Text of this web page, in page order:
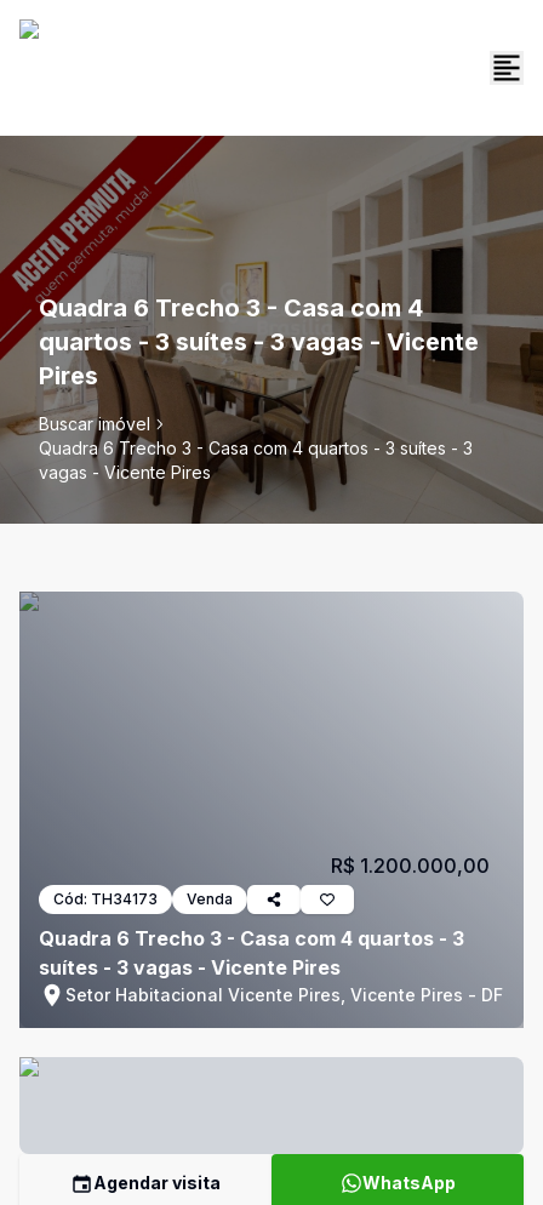
Quadra 6 Trecho 3 - Casa com 4
quartos - 3 suítes - 3 vagas - Vicente
Pires
Buscar imóvel
Quadra 6 Trecho 3 - Casa com 4 quartos - 3 suítes - 3
vagas - Vicente Pires
Cód: TH34173 Venda
Quadra 6 Trecho 3 - Casa com 4 quartos - 3
suítes - 3 vagas - Vicente Pires
Setor Habitacional Vicente Pires, Vicente Pires - DF
R$ 1.200.000,00
Agendar visita WhatsApp